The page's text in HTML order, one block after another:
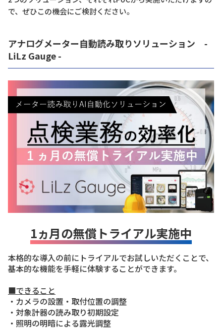
で、ぜひこの機会にご検討ください。
アナログメーター自動読み取りソリューション -
LiLz Gauge -
1ヵ月の無償トライアル実施中
本格的な導入の前にトライアルでお試しいただくことで、
基本的な機能を手軽に体験することができます。
■できること
・カメラの設置・取付位置の調整
・対象計器の読み取り初期設定
・照明の明暗による露光調整